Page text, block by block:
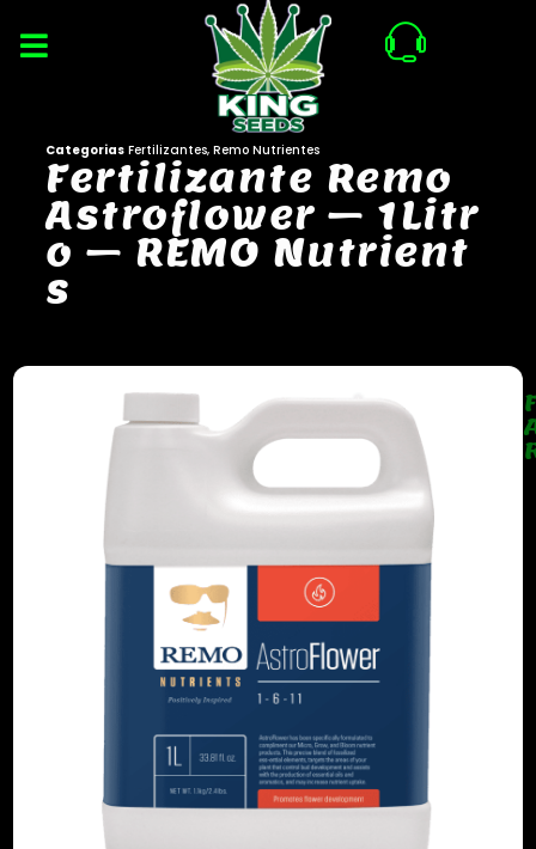
Categorias Fertilizantes, Remo Nutrientes
Fertilizante Remo
Astroflower – 1Litr
o – REMO Nutrient
s